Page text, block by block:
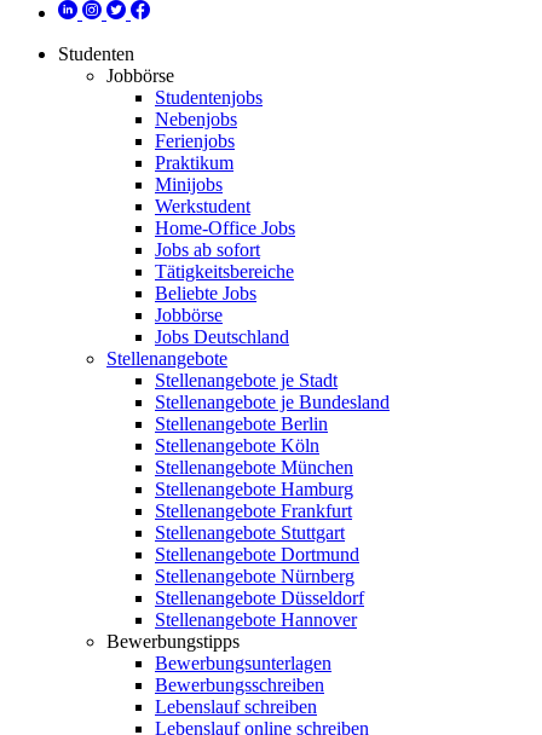
Studenten
Jobbörse
Studentenjobs
Nebenjobs
Ferienjobs
Praktikum
Minijobs
Werkstudent
Home-Office Jobs
Jobs ab sofort
Tätigkeitsbereiche
Beliebte Jobs
Jobbörse
Jobs Deutschland
Stellenangebote
Stellenangebote je Stadt
Stellenangebote je Bundesland
Stellenangebote Berlin
Stellenangebote Köln
Stellenangebote München
Stellenangebote Hamburg
Stellenangebote Frankfurt
Stellenangebote Stuttgart
Stellenangebote Dortmund
Stellenangebote Nürnberg
Stellenangebote Düsseldorf
Stellenangebote Hannover
Bewerbungstipps
Bewerbungsunterlagen
Bewerbungsschreiben
Lebenslauf schreiben
Lebenslauf online schreiben